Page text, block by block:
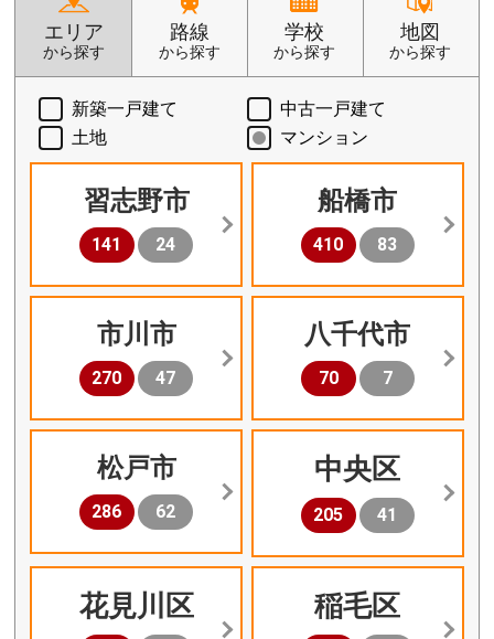
エリア
から探す
路線
から探す
学校
から探す
地図
から探す
新築一戸建て
中古一戸建て
土地
マンション
習志野市
141 24
船橋市
410 83
市川市
270 47
八千代市
70 7
松戸市
286 62
中央区
205 41
花見川区 稲毛区